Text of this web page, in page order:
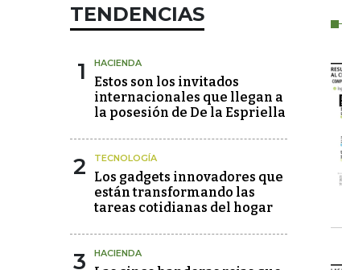
TENDENCIAS
1 HACIENDA
Estos son los invitados
internacionales que llegan a
la posesión de De la Espriella
2 TECNOLOGÍA
Los gadgets innovadores que
están transformando las
tareas cotidianas del hogar
3 HACIENDA